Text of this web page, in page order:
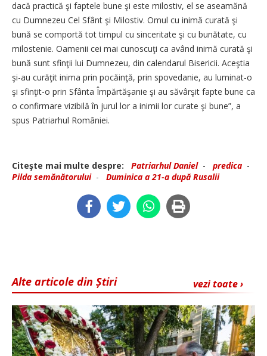
dacă practică şi faptele bune şi este milostiv, el se aseamănă
cu Dumnezeu Cel Sfânt şi Milostiv. Omul cu inimă curată şi
bună se comportă tot timpul cu sinceritate şi cu bunătate, cu
milostenie. Oamenii cei mai cunoscuţi ca având inimă curată şi
bună sunt sfinţii lui Dumnezeu, din calendarul Bisericii. Aceştia
şi-au curăţit inima prin pocăinţă, prin spovedanie, au luminat-o
şi sfinţit-o prin Sfânta Împărtăşanie şi au săvârşit fapte bune ca
o confirmare vizibilă în jurul lor a inimii lor curate şi bune”, a
spus Patriarhul României.
Citeşte mai multe despre: Patriarhul Daniel- predica -
Pilda semănătorului- Duminica a 21-a după Rusalii
vezi toate ›
Alte articole din Știri